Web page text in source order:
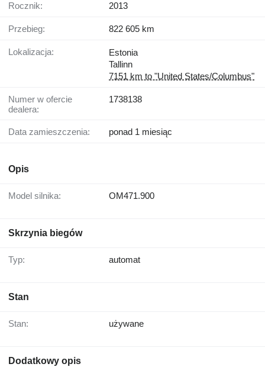
Rocznik: 2013
Przebieg: 822 605 km
Lokalizacja:
Estonia
Tallinn
7151 km to "United States/Columbus"
Numer w ofercie
dealera:
1738138
Data zamieszczenia: ponad 1 miesiąc
Opis
Model silnika: OM471.900
Skrzynia biegów
Typ: automat
Stan
Stan: używane
Dodatkowy opis